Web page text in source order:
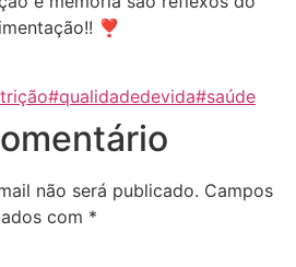
❣️
#qualidadedevida#saúde
não será publicado. Campos
com *